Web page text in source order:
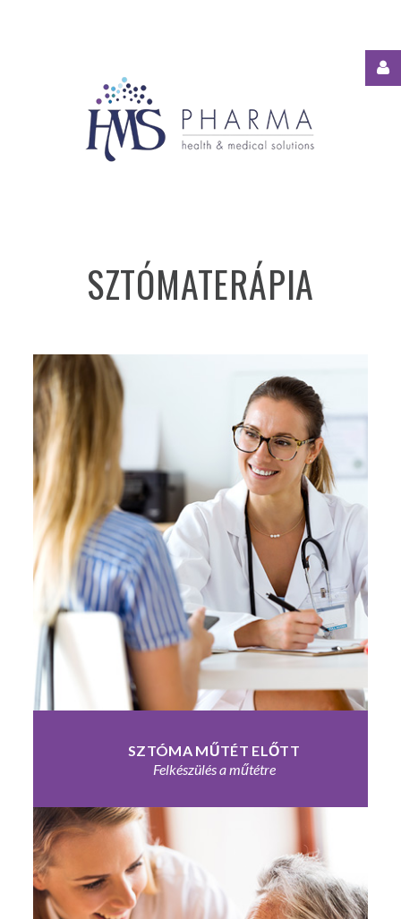
SZTÓMATERÁPIA
SZTÓMA MŰTÉT ELŐTT
Felkészülés a műtétre
felhasználónév?
létrehozása